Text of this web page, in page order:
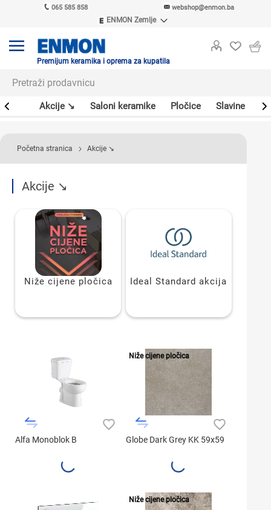
065 585 858 webshop@enmon.ba
ENMON Zemlje
ENMON MKD
Premijum keramika i oprema za kupatila
Akcije ↘ Saloni keramike Pločice Slavine
Početna stranica Akcije ↘
Akcije ↘
Niže cijene pločica Ideal Standard akcija
Alfa Monoblok B
Niže cijene pločica
Globe Dark Grey KK 59x59
Niže cijene pločica